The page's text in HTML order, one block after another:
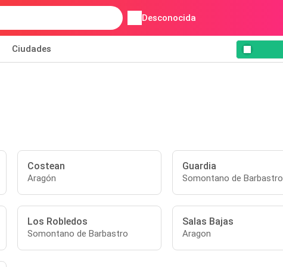
Desconocida
Ciudades
Costean
Aragón
Guardia
Somontano de Barbastro
Los Robledos
Somontano de Barbastro
Salas Bajas
Aragon